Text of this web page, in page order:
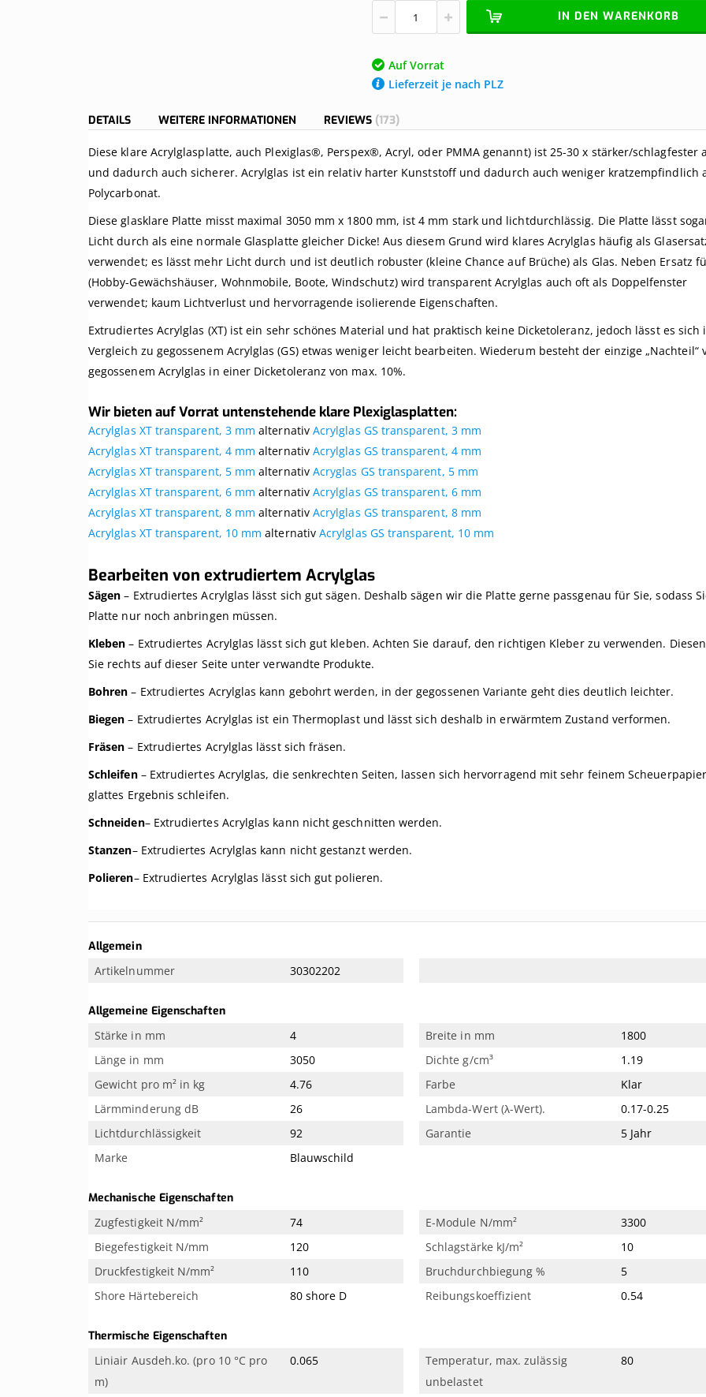
IN DEN WARENKORB
Auf Vorrat
Lieferzeit je nach PLZ
DETAILS WEITERE INFORMATIONEN REVIEWS 173
Diese klare Acrylglasplatte, auch Plexiglas®, Perspex®, Acryl, oder PMMA genannt) ist 25-30 x stärker/schlagfester
und dadurch auch sicherer. Acrylglas ist ein relativ harter Kunststoff und dadurch auch weniger kratzempfindlich
Polycarbonat.
Diese glasklare Platte misst maximal 3050 mm x 1800 mm, ist 4 mm stark und lichtdurchlässig. Die Platte lässt
Licht durch als eine normale Glasplatte gleicher Dicke! Aus diesem Grund wird klares Acrylglas häufig als
verwendet; es lässt mehr Licht durch und ist deutlich robuster (kleine Chance auf Brüche) als Glas. Neben Ersatz
(Hobby-Gewächshäuser, Wohnmobile, Boote, Windschutz) wird transparent Acrylglas auch oft als Doppelfenster
verwendet; kaum Lichtverlust und hervorragende isolierende Eigenschaften.
Extrudiertes Acrylglas (XT) ist ein sehr schönes Material und hat praktisch keine Dicketoleranz, jedoch lässt es sich
Vergleich zu gegossenem Acrylglas (GS) etwas weniger leicht bearbeiten. Wiederum besteht der einzige „Nachteil“
gegossenem Acrylglas in einer Dicketoleranz von max. 10%.
Wir bieten auf Vorrat untenstehende klare Plexiglasplatten:
Acrylglas XT transparent, 3 mm alternativ Acrylglas GS transparent, 3 mm
Acrylglas XT transparent, 4 mm alternativ Acrylglas GS transparent, 4 mm
Acrylglas XT transparent, 5 mm alternativ Acryglas GS transparent, 5 mm
Acrylglas XT transparent, 6 mm alternativ Acrylglas GS transparent, 6 mm
Acrylglas XT transparent, 8 mm alternativ Acrylglas GS transparent, 8 mm
Acrylglas XT transparent, 10 mm alternativAcrylglas GS transparent, 10 mm
Bearbeiten von extrudiertem Acrylglas
Sägen – Extrudiertes Acrylglas lässt sich gut sägen. Deshalb sägen wir die Platte gerne passgenau für Sie, sodass
Platte nur noch anbringen müssen.
Kleben – Extrudiertes Acrylglas lässt sich gut kleben. Achten Sie darauf, den richtigen Kleber zu verwenden.
Sie rechts auf dieser Seite unter verwandte Produkte.
Bohren – Extrudiertes Acrylglas kann gebohrt werden, in der gegossenen Variante geht dies deutlich leichter.
Biegen – Extrudiertes Acrylglas ist ein Thermoplast und lässt sich deshalb in erwärmtem Zustand verformen.
Fräsen – Extrudiertes Acrylglas lässt sich fräsen.
Schleifen– Extrudiertes Acrylglas, die senkrechten Seiten, lassen sich hervorragend mit sehr feinem
glattes Ergebnis schleifen.
Schneiden– Extrudiertes Acrylglas kann nicht geschnitten werden.
Stanzen– Extrudiertes Acrylglas kann nicht gestanzt werden.
Polieren– Extrudiertes Acrylglas lässt sich gut polieren.
Weitere
Informationen
Allgemein
Artikelnummer
30302202
Allgemeine Eigenschaften
Stärke in mm
4 Breite in mm
1800
Länge in mm
3050 Dichte g/cm³
1.19
Gewicht pro m² in kg
4.76 Farbe
Klar
Lärmminderung dB
26 Lambda-Wert (λ-Wert).
0.17-0.25
Lichtdurchlässigkeit
92 Garantie
5 Jahr
Marke
Blauwschild
Mechanische Eigenschaften
Zugfestigkeit N/mm²
74 E-Module N/mm²
3300
Biegefestigkeit N/mm
120 Schlagstärke kJ/m²
10
Druckfestigkeit N/mm²
110 Bruchdurchbiegung %
5
Shore Härtebereich
80 shore D Reibungskoeffizient 0.54
Thermische Eigenschaften
Liniair Ausdeh.ko. (pro 10 °C pro
m)
0.065
Temperatur, max. zulässig
unbelastet
80